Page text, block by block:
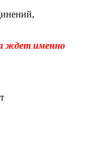
ждет именно